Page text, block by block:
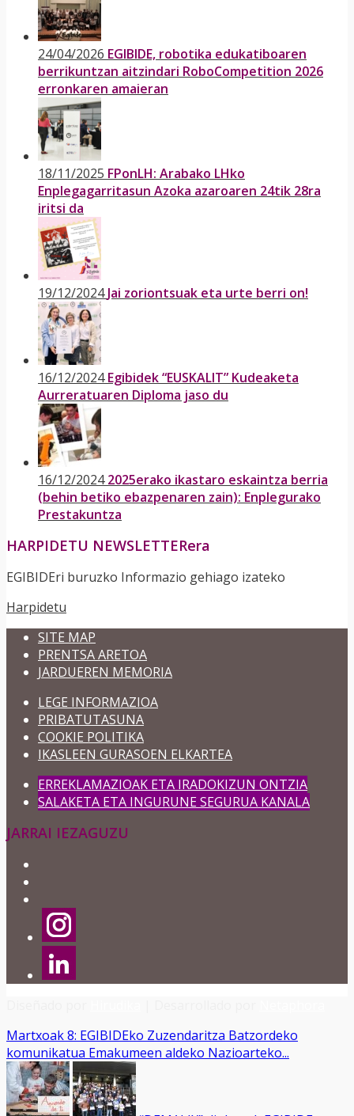
24/04/2026 EGIBIDE, robotika edukatiboaren
berrikuntzan aitzindari RoboCompetition 2026
erronkaren amaieran
18/11/2025 FPonLH: Arabako LHko
Enplegagarritasun Azoka azaroaren 24tik 28ra
iritsi da
19/12/2024 Jai zoriontsuak eta urte berri on!
16/12/2024 Egibidek “EUSKALIT” Kudeaketa
Aurreratuaren Diploma jaso du
16/12/2024 2025erako ikastaro eskaintza berria
(behin betiko ebazpenaren zain): Enplegurako
Prestakuntza
HARPIDETU NEWSLETTERera
EGIBIDEri buruzko Informazio gehiago izateko
Harpidetu
SITE MAP
PRENTSA ARETOA
JARDUEREN MEMORIA
LEGE INFORMAZIOA
PRIBATUTASUNA
COOKIE POLITIKA
IKASLEEN GURASOEN ELKARTEA
ERREKLAMAZIOAK ETA IRADOKIZUN ONTZIA
SALAKETA ETA INGURUNE SEGURUA KANALA
JARRAI IEZAGUZU
Martxoak 8: EGIBIDEko Zuzendaritza Batzordeko
komunikatua Emakumeen aldeko Nazioarteko...